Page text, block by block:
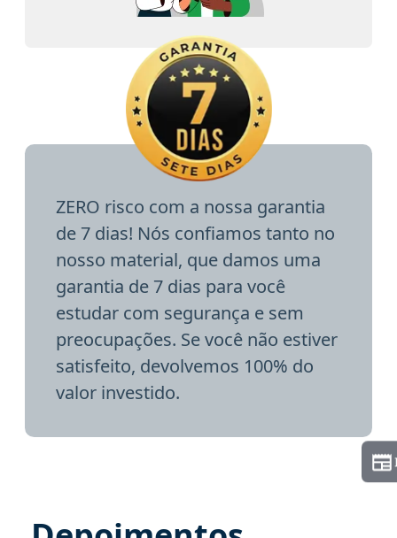
ZERO risco com a nossa garantia
de 7 dias! Nós confiamos tanto no
nosso material, que damos uma
garantia de 7 dias para você
estudar com segurança e sem
preocupações. Se você não estiver
satisfeito, devolvemos 100% do
valor investido.